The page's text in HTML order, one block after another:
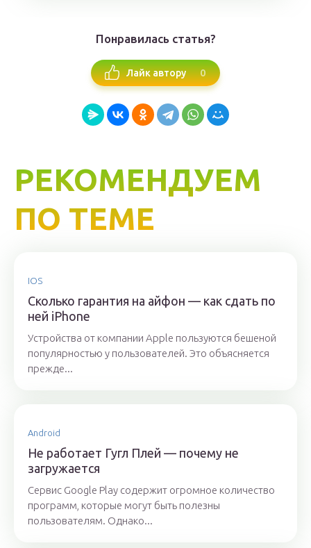
Понравилась статья?
Лайк автору 0
РЕКОМЕНДУЕМ
ПО ТЕМЕ
IOS
Сколько гарантия на айфон — как сдать по
ней iPhone
Устройства от компании Apple пользуются бешеной
популярностью у пользователей. Это объясняется
прежде...
Android
Не работает Гугл Плей — почему не
загружается
Сервис Google Play содержит огромное количество
программ, которые могут быть полезны
пользователям. Однако...